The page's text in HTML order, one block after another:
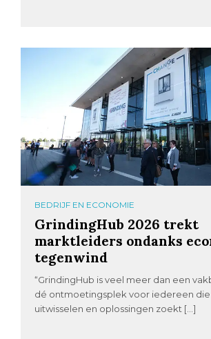
BEDRIJF EN ECONOMIE
GrindingHub 2026 trekt
marktleiders ondanks
tegenwind
“GrindingHub is veel meer dan een
dé ontmoetingsplek voor iedereen
uitwisselen en oplossingen zoekt […]